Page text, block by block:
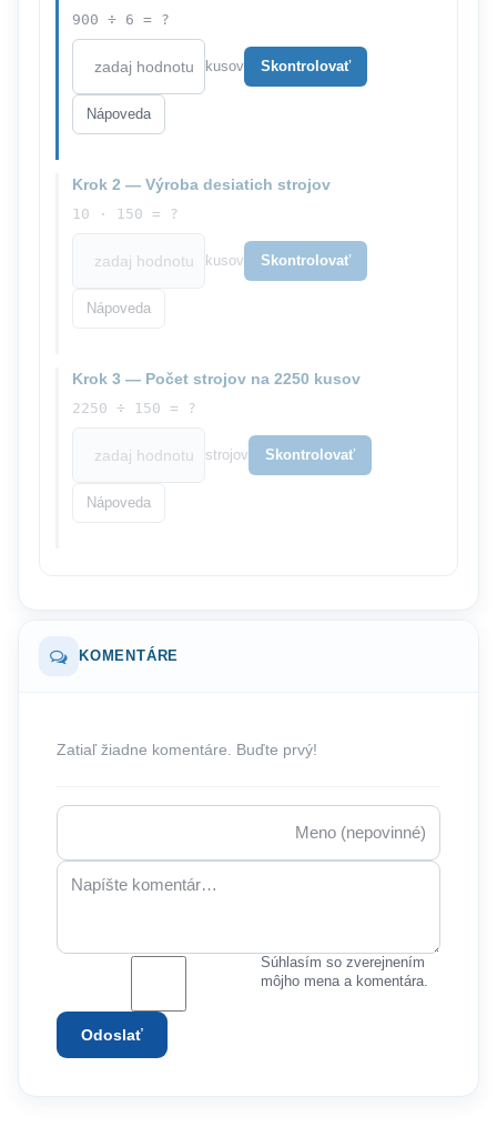
900 ÷ 6 = ?
kusov Skontrolovať
Nápoveda
Krok 2 — Výroba desiatich strojov
10 · 150 = ?
kusov Skontrolovať
Nápoveda
Krok 3 — Počet strojov na 2250 kusov
2250 ÷ 150 = ?
strojov Skontrolovať
Nápoveda
KOMENTÁRE
Zatiaľ žiadne komentáre. Buďte prvý!
Súhlasím so zverejnením
môjho mena a komentára.
Odoslať